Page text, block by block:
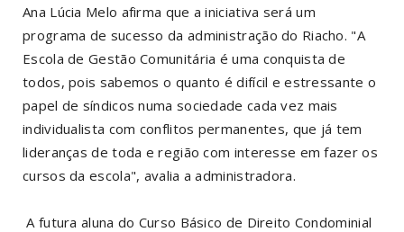
Ana Lúcia Melo afirma que a iniciativa será um
programa de sucesso da administração do Riacho. "A
Escola de Gestão Comunitária é uma conquista de
todos, pois sabemos o quanto é difícil e estressante o
papel de síndicos numa sociedade cada vez mais
individualista com conflitos permanentes, que já tem
lideranças de toda e região com interesse em fazer os
cursos da escola", avalia a administradora.
A futura aluna do Curso Básico de Direito Condominial